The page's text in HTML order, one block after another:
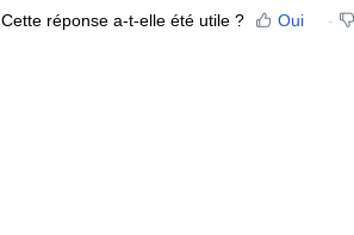
Cette réponse a-t-elle été utile ? Oui